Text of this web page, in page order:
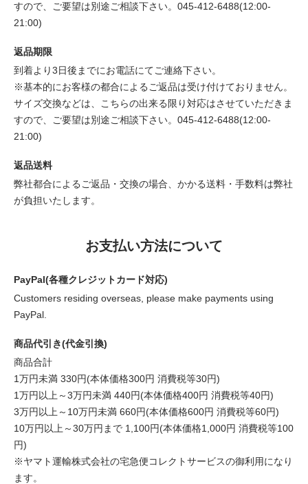
すので、ご要望は別途ご相談下さい。045-412-6488(12:00-
21:00)
返品期限
到着より3日後までにお電話にてご連絡下さい。
※基本的にお客様の都合によるご返品は受け付けておりません。
サイズ交換などは、こちらの出来る限り対応はさせていただきま
すので、ご要望は別途ご相談下さい。045-412-6488(12:00-
21:00)
返品送料
弊社都合によるご返品・交換の場合、かかる送料・手数料は弊社
が負担いたします。
お支払い方法について
PayPal(各種クレジットカード対応)
Customers residing overseas, please make payments using
PayPal.
商品代引き(代金引換)
商品合計
1万円未満 330円(本体価格300円 消費税等30円)
1万円以上～3万円未満 440円(本体価格400円 消費税等40円)
3万円以上～10万円未満 660円(本体価格600円 消費税等60円)
10万円以上～30万円まで 1,100円(本体価格1,000円 消費税等100
円)
※ヤマト運輸株式会社の宅急便コレクトサービスの御利用になり
ます。